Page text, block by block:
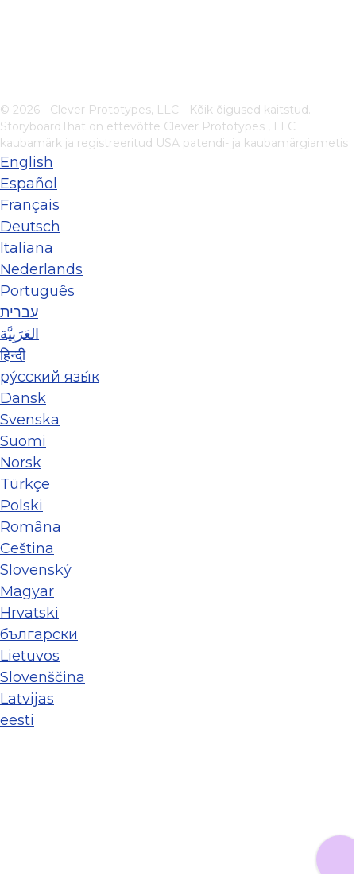
© 2026 - Clever Prototypes, LLC - Kõik õigused kaitstud.
StoryboardThat on ettevõtte Clever Prototypes , LLC
kaubamärk ja registreeritud USA patendi- ja kaubamärgiametis
English
Español
Français
Deutsch
Italiana
Nederlands
Português
עברית
العَرَبِيَّة
हिन्दी
ру́сский язы́к
Dansk
Svenska
Suomi
Norsk
Türkçe
Polski
Româna
Ceština
Slovenský
Magyar
Hrvatski
български
Lietuvos
Slovenščina
Latvijas
eesti